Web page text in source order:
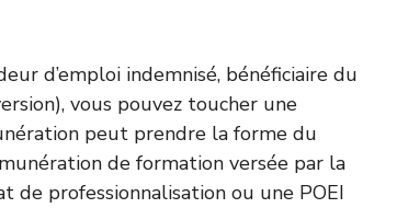
d’emploi indemnisé, bénéficiaire du
vous pouvez toucher une
peut prendre la forme du
de formation versée par la
de professionnalisation ou une POEI